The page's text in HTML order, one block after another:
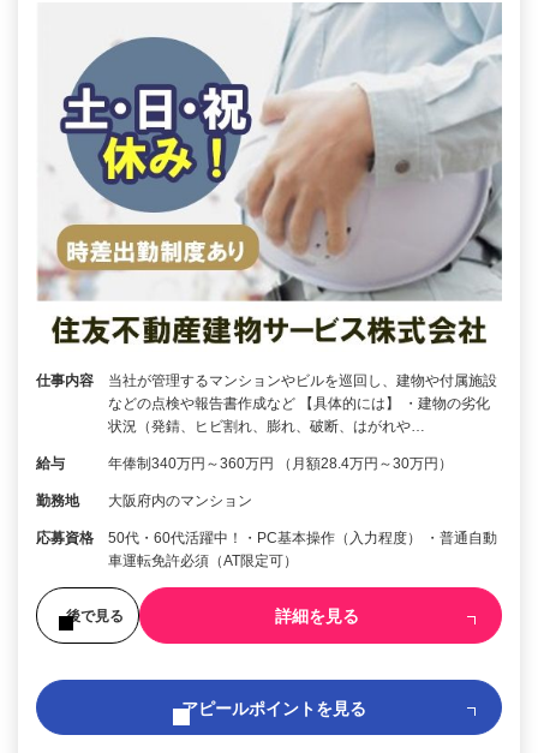
仕事内容
当社が管理するマンションやビルを巡回し、建物や付属施設
などの点検や報告書作成など 【具体的には】 ・建物の劣化
状況（発錆、ヒビ割れ、膨れ、破断、はがれや…
給与 年俸制340万円～360万円 （月額28.4万円～30万円）
勤務地 大阪府内のマンション
応募資格
50代・60代活躍中！・PC基本操作（入力程度） ・普通自動
車運転免許必須（AT限定可）
後で見る 詳細を見る
アピールポイントを見る